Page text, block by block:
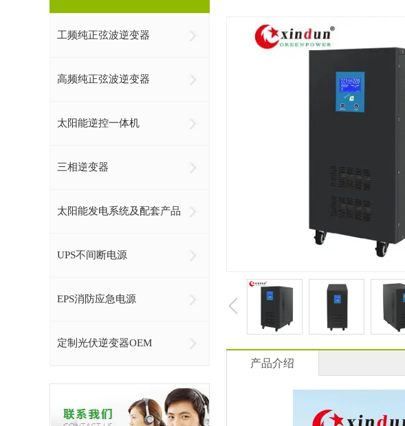
工频纯正弦波逆变器
高频纯正弦波逆变器
太阳能逆控一体机
三相逆变器
太阳能发电系统及配套产品
UPS不间断电源
EPS消防应急电源
定制光伏逆变器OEM
产品介绍